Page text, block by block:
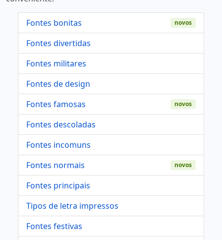
Fontes bonitas novos
Fontes divertidas
Fontes militares
Fontes de design
Fontes famosas
novos
Fontes descoladas
Fontes incomuns
Fontes normais
novos
Fontes principais
Tipos de letra impressos
Fontes festivas